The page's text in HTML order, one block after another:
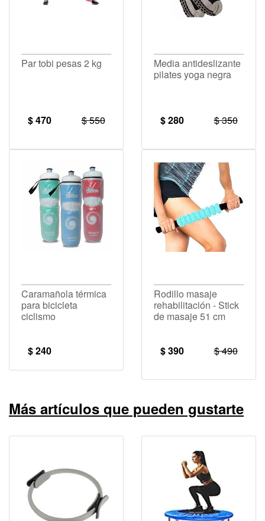
Par tobi pesas 2 kg
$ 470 $ 550
Media antideslizante
pilates yoga negra
$ 280 $ 350
Caramañola térmica
para bicicleta
ciclismo
$ 240
Rodillo masaje
rehabilitación - Stick
de masaje 51 cm
$ 390 $ 490
Más artículos que pueden gustarte